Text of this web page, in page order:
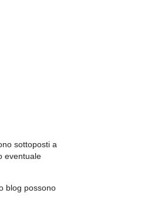
sottoposti a
eventuale
blog possono